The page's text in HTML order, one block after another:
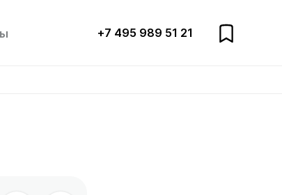
+7 495 989 51 21